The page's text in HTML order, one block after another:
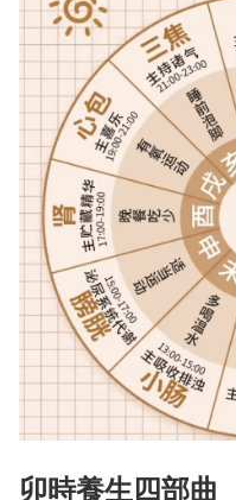
卯時養生四部曲